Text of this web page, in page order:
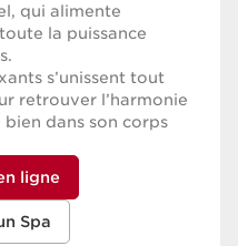
qui alimente
la puissance
s’unissent tout
retrouver l’harmonie
bien dans son corps
ligne
Spa